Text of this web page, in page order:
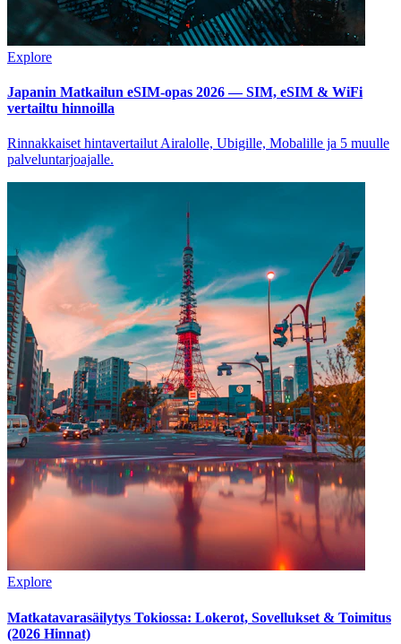
Explore
Japanin Matkailun eSIM-opas 2026 — SIM, eSIM & WiFi
vertailtu hinnoilla
Rinnakkaiset hintavertailut Airalolle, Ubigille, Mobalille ja 5 muulle
palveluntarjoajalle.
Explore
Matkatavarasäilytys Tokiossa: Lokerot, Sovellukset & Toimitus
(2026 Hinnat)